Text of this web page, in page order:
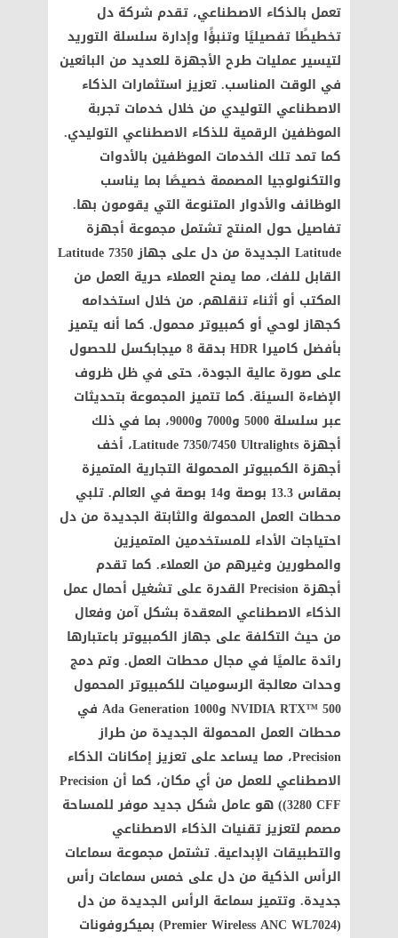
تعمل بالذكاء الاصطناعي، تقدم شركة دل
تخطيطًا تفصيليًا وتنبؤًا وإدارة سلسلة التوريد
لتيسير عمليات طرح الأجهزة للعديد من البائعين
في الوقت المناسب. تعزيز استثمارات الذكاء
الاصطناعي التوليدي من خلال خدمات تجربة
الموظفين الرقمية للذكاء الاصطناعي التوليدي.
كما تمد تلك الخدمات الموظفين بالأدوات
والتكنولوجيا المصممة خصيصًا بما يناسب
الوظائف والأدوار المتنوعة التي يقومون بها.
تفاصيل حول المنتج تشتمل مجموعة أجهزة
Latitude الجديدة من دل على جهاز Latitude 7350
القابل للفك، مما يمنح العملاء حرية العمل من
المكتب أو أثناء تنقلهم، من خلال استخدامه
كجهاز لوحي أو كمبيوتر محمول. كما أنه يتميز
بأفضل كاميرا HDR بدقة 8 ميجابكسل للحصول
على صورة عالية الجودة، حتى في ظل ظروف
الإضاءة السيئة. كما تتميز المجموعة بتحديثات
عبر سلسلة 5000 و7000 و9000، بما في ذلك
أجهزة Latitude 7350/7450 Ultralights، أخف
أجهزة الكمبيوتر المحمولة التجارية المتميزة
بمقاس 13.3 بوصة و14 بوصة في العالم. تلبي
محطات العمل المحمولة والثابتة الجديدة من دل
احتياجات الأداء للمستخدمين المتميزين
والمطورين وغيرهم من العملاء. كما تقدم
أجهزة Precision القدرة على تشغيل أحمال عمل
الذكاء الاصطناعي المعقدة بشكل آمن وفعال
من حيث التكلفة على جهاز الكمبيوتر باعتبارها
رائدة عالميًا في مجال محطات العمل. وتم دمج
وحدات معالجة الرسوميات للكمبيوتر المحمول
NVIDIA RTX™ 500 و1000 Ada Generation في
محطات العمل المحمولة الجديدة من طراز
Precision، مما يساعد على تعزيز إمكانات الذكاء
الاصطناعي للعمل من أي مكان، كما أن Precision
3280 CFF)) هو عامل شكل جديد موفر للمساحة
مصمم لتعزيز تقنيات الذكاء الاصطناعي
والتطبيقات الإبداعية. تشتمل مجموعة سماعات
الرأس الذكية من دل على خمس سماعات رأس
جديدة. وتتميز سماعة الرأس الجديدة من دل
(Premier Wireless ANC WL7024) بميكروفونات